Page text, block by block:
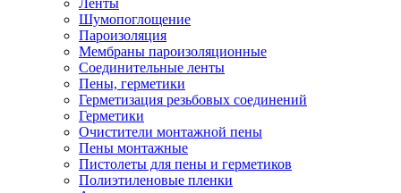
Шумопоглощение
Пароизоляция
Мембраны пароизоляционные
Соединительные ленты
Пены, герметики
Герметизация резьбовых соединений
Герметики
Очистители монтажной пены
Пены монтажные
Пистолеты для пены и герметиков
Полиэтиленовые пленки